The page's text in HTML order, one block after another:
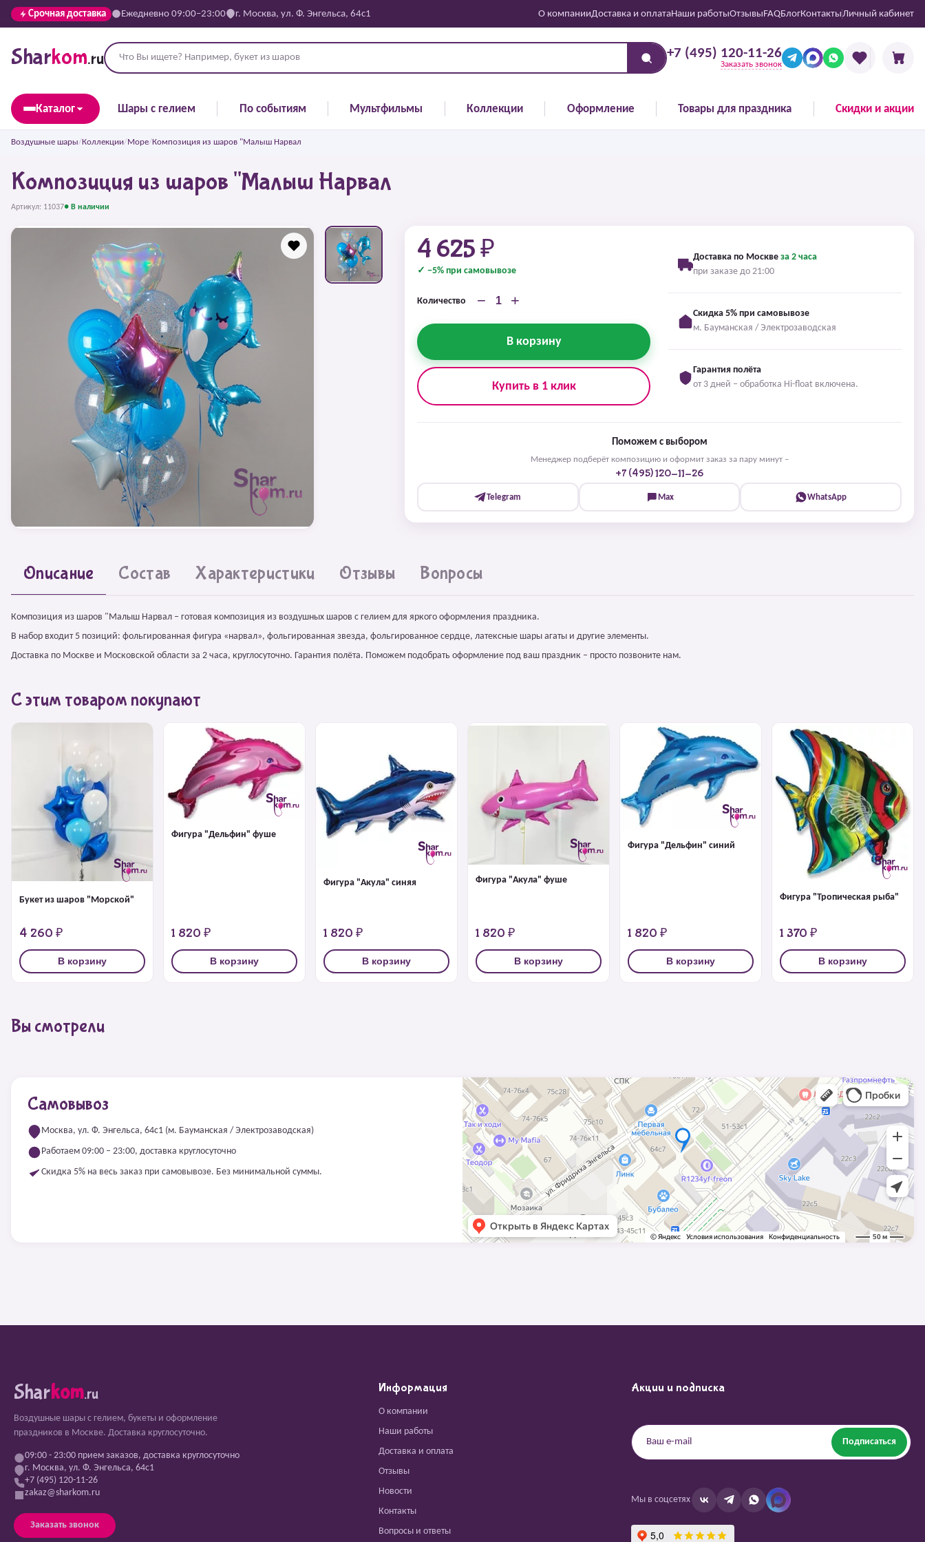
Срочная доставка Ежедневно 09:00–23:00 г. Москва, ул. Ф. Энгельса, 64с1 О компанииДоставка и оплатаНаши работыОтзывыFAQБлогКонтактыЛичный кабинет
Sharkom.ru +7 (495) 120-11-26
Заказать звонок
Каталог Шары с гелием По событиям Мультфильмы Коллекции Оформление Товары для праздника Скидки и акции
Воздушные шары/Коллекции/Море/Композиция из шаров "Малыш Нарвал
Композиция из шаров "Малыш Нарвал
Артикул: 11037● В наличии
4 625 ₽
✓ −5% при самовывозе
Количество − +
В корзину
Купить в 1 клик
Доставка по Москве за 2 часа
при заказе до 21:00
Скидка 5% при самовывозе
м. Бауманская / Электрозаводская
Гарантия полёта
от 3 дней – обработка Hi-float включена.
Поможем с выбором
Менеджер подберёт композицию и оформит заказ за пару минут –
+7 (495) 120-11-26
Telegram Max WhatsApp
Описание Состав Характеристики Отзывы Вопросы
Композиция из шаров "Малыш Нарвал – готовая композиция из воздушных шаров с гелием для яркого оформления праздника.
В набор входит 5 позиций: фольгированная фигура «нарвал», фольгированная звезда, фольгированное сердце, латексные шары агаты и другие элементы.
Доставка по Москве и Московской области за 2 часа, круглосуточно. Гарантия полёта. Поможем подобрать оформление под ваш праздник – просто позвоните нам.
С этим товаром покупают
Букет из шаров "Морской"
4 260 ₽
В корзину
Фигура "Дельфин" фуше
1 820 ₽
В корзину
Фигура "Акула" синяя
1 820 ₽
В корзину
Фигура "Акула" фуше
1 820 ₽
В корзину
Фигура "Дельфин" синий
1 820 ₽
В корзину
Фигура "Тропическая рыба"
1 370 ₽
В корзину
Вы смотрели
Самовывоз
Москва, ул. Ф. Энгельса, 64с1 (м. Бауманская / Электрозаводская)
Работаем 09:00 – 23:00, доставка круглосуточно
Скидка 5% на весь заказ при самовывозе. Без минимальной суммы.
Sharkom.ru
Воздушные шары с гелием, букеты и оформление
праздников в Москве. Доставка круглосуточно.
09:00 - 23:00 прием заказов, доставка круглосуточно
г. Москва, ул. Ф. Энгельса, 64с1
+7 (495) 120-11-26
zakaz@sharkom.ru
Заказать звонок
Информация
О компании
Наши работы
Доставка и оплата
Отзывы
Новости
Контакты
Вопросы и ответы
Акции и подписка
Подписаться
Мы в соцсетях